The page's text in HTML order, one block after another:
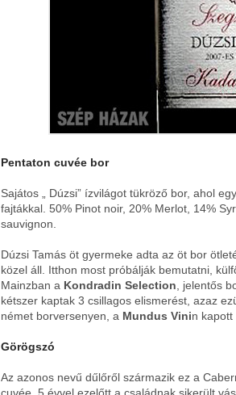
Pentaton cuvée bor
Sajátos „ Dúzsi” ízvilágot tükröző bor, ahol
fajtákkal. 50% Pinot noir, 20% Merlot, 14%
sauvignon.
Dúzsi Tamás öt gyermeke adta az öt bor
közel áll. Itthon most próbálják bemutatni,
Mainzban a Kondradin Selection , jelentős
kétszer kaptak 3 csillagos elismerést, azaz
német borversenyen, a Mundus Vinin kapott
Görögszó
Az azonos nevű dűlőről származik ez a